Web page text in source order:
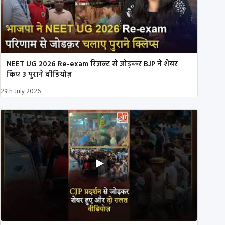
NEET UG 2026 Re-exam रिज़ल्ट से जोड़कर BJP ने शेयर
किए 3 पुराने वीडियोज़
29th July 2026